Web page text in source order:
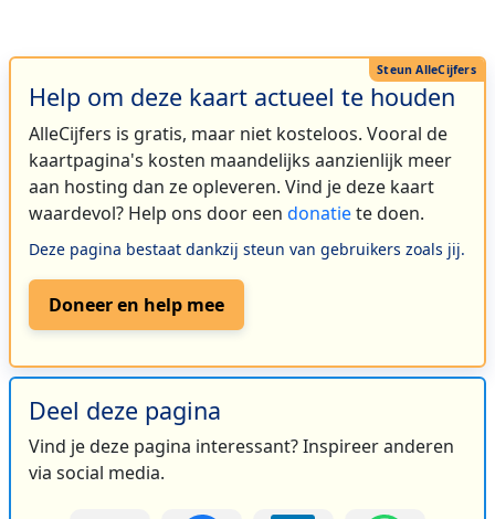
Help om deze kaart actueel te houden
AlleCijfers is gratis, maar niet kosteloos. Vooral de
kaartpagina's kosten maandelijks aanzienlijk meer
aan hosting dan ze opleveren. Vind je deze kaart
waardevol? Help ons door een donatiete doen.
Deze pagina bestaat dankzij steun van gebruikers zoals jij.
Doneer en help mee
Deel deze pagina
Vind je deze pagina interessant? Inspireer anderen
via social media.